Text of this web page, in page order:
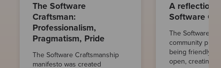
The Software
Craftsman:
Professionalism,
Pragmatism, Pride
The Software Craftsmanship
manifesto was created
A reflection
Software
The Software
community
being friendly,
open, creating a